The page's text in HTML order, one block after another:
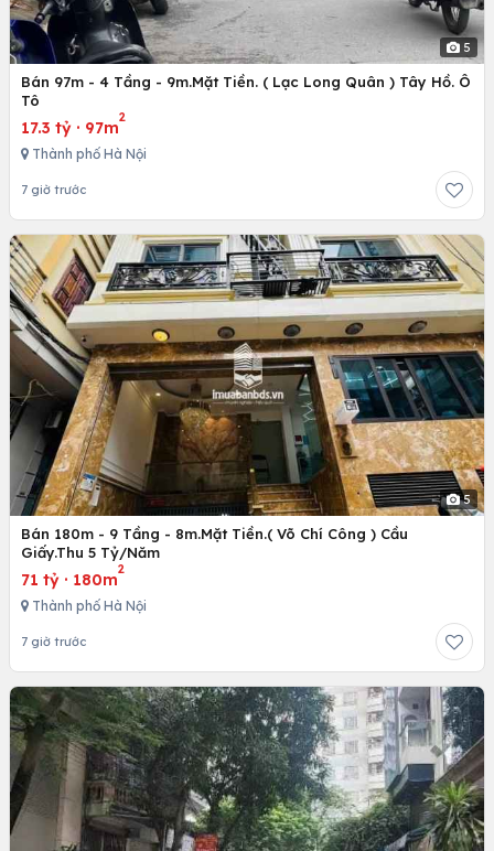
5
Bán 97m - 4 Tầng - 9m.Mặt Tiền. ( Lạc Long Quân ) Tây Hồ. Ô
Tô
17.3 tỷ · 97m
2
Thành phố Hà Nội
7 giờ trước
5
Bán 180m - 9 Tầng - 8m.Mặt Tiền.( Võ Chí Công ) Cầu
Giấy.Thu 5 Tỷ/Năm
71 tỷ · 180m
2
Thành phố Hà Nội
7 giờ trước